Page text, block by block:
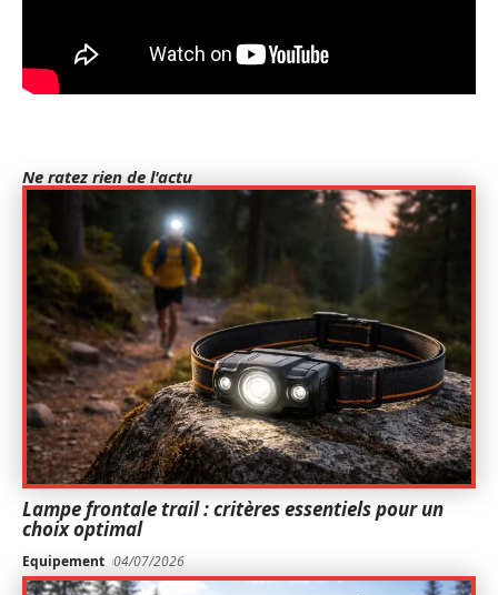
Ne ratez rien de l'actu
Lampe frontale trail : critères essentiels pour un
choix optimal
Equipement 04/07/2026